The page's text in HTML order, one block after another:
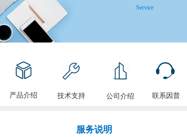
t
n
Service
产品介绍 技术支持 公司介绍 联系因普
服务说明